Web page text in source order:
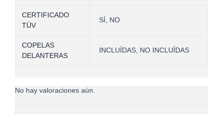
CERTIFICADO
TÜV
SÍ, NO
COPELAS
DELANTERAS
INCLUÍDAS, NO INCLUÍDAS
No hay valoraciones aún.